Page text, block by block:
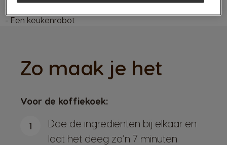
- Een keukenrobot
Zo maak je het
Voor de koffiekoek:
1
Doe de ingrediënten bij elkaar en
laat het deeg zo’n 7 minuten